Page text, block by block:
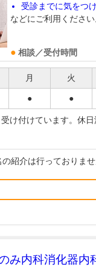
受診までに気をつ
などにご利用くださ
相談／受付時間
月 火
● ●
け付けています。休日
紹介は行っておりませ
み内科消化器内